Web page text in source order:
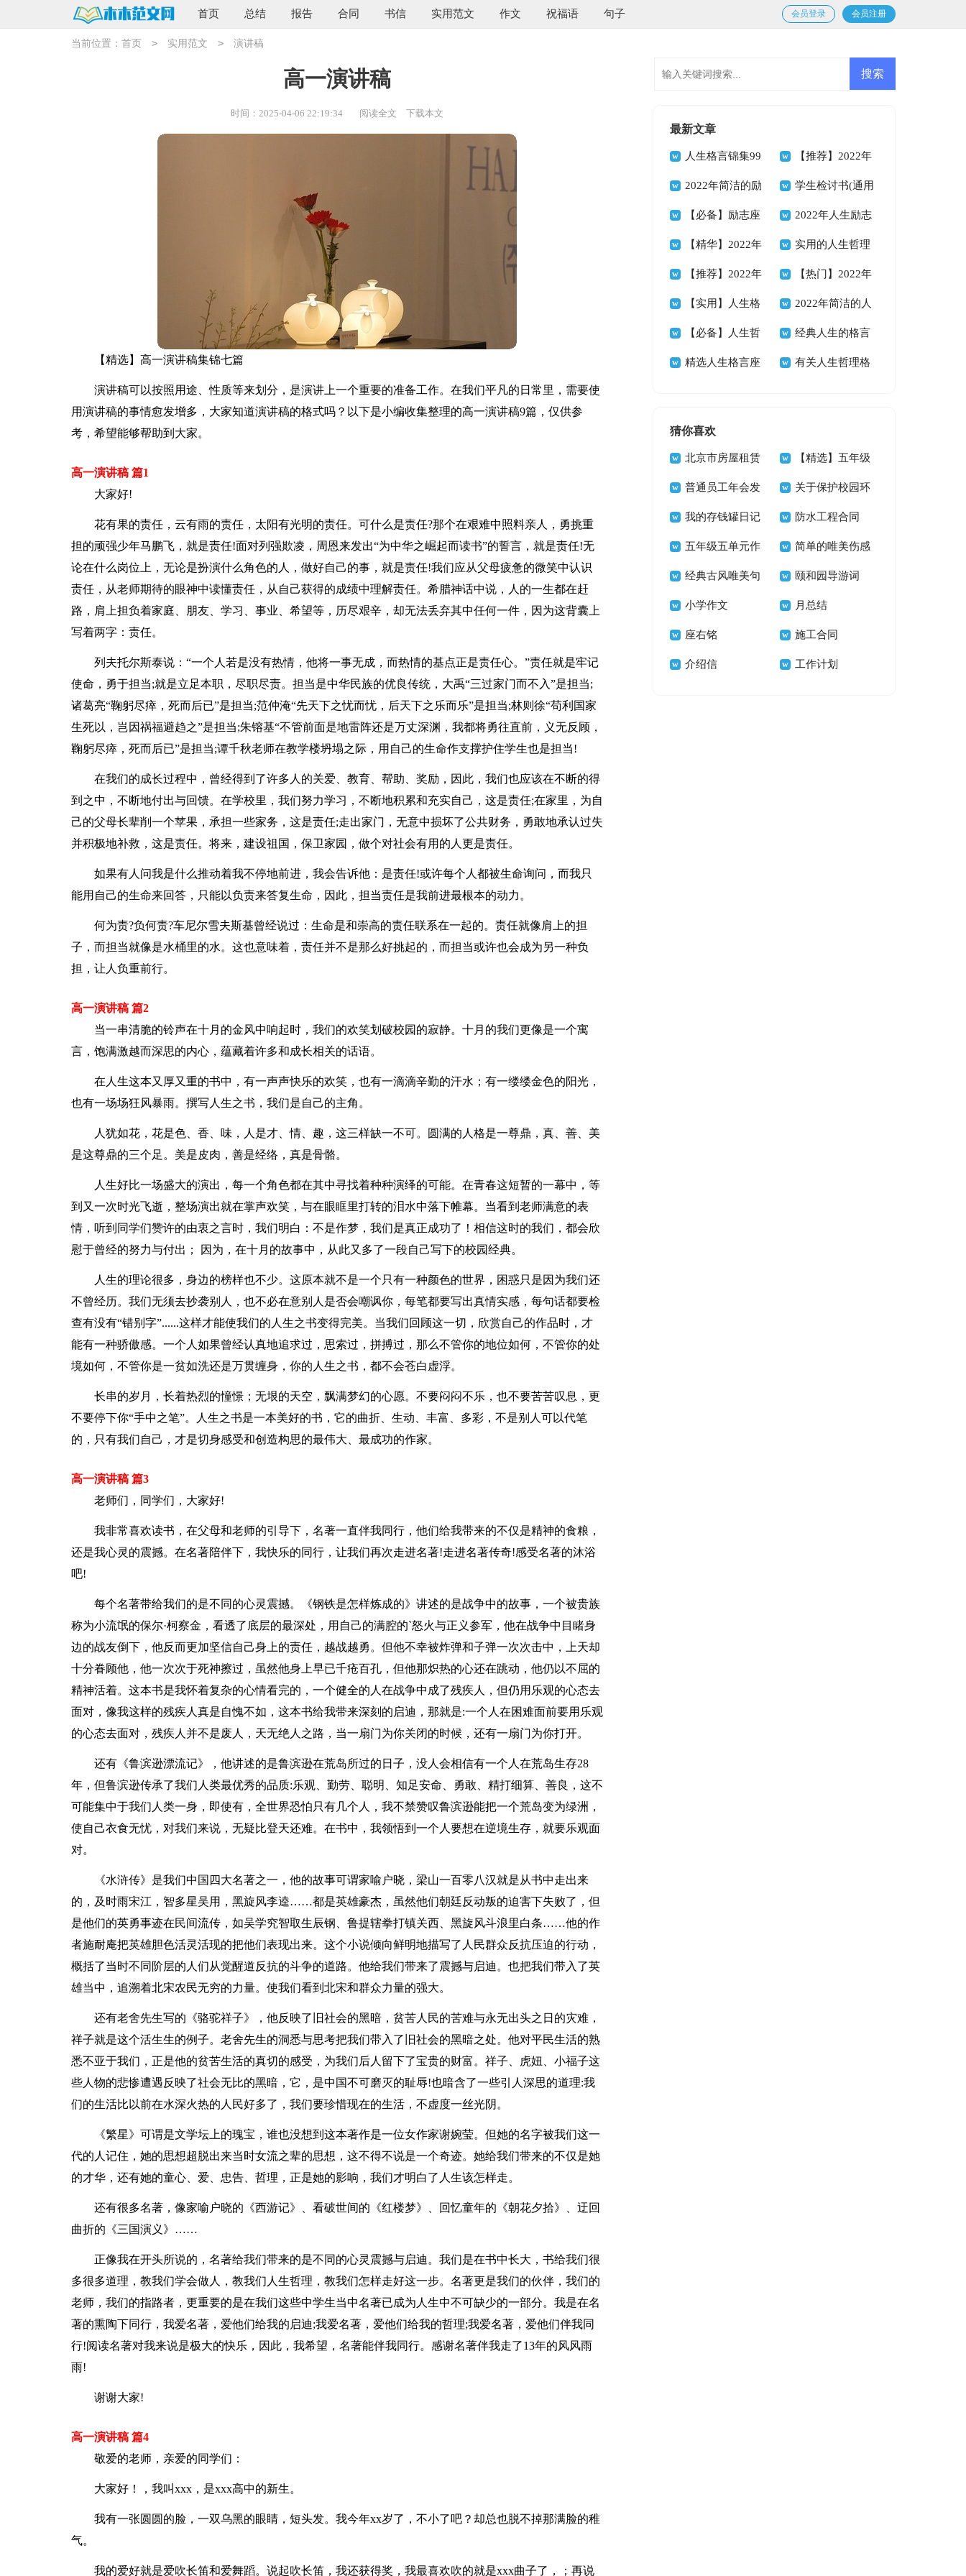
首页 总结 报告 合同 书信 实用范文 作文 祝福语 句子 会员登录 会员注册
当前位置： 首页 > 实用范文 > 演讲稿
高一演讲稿
时间：2025-04-06 22:19:34 阅读全文 下载本文
【精选】高一演讲稿集锦七篇
演讲稿可以按照用途、性质等来划分，是演讲上一个重要的准备工作。在我们平凡的日常里，需要使
用演讲稿的事情愈发增多，大家知道演讲稿的格式吗？以下是小编收集整理的高一演讲稿9篇，仅供参
考，希望能够帮助到大家。
高一演讲稿 篇1
大家好!
花有果的责任，云有雨的责任，太阳有光明的责任。可什么是责任?那个在艰难中照料亲人，勇挑重
担的顽强少年马鹏飞，就是责任!面对列强欺凌，周恩来发出“为中华之崛起而读书”的誓言，就是责任!无
论在什么岗位上，无论是扮演什么角色的人，做好自己的事，就是责任!我们应从父母疲惫的微笑中认识
责任，从老师期待的眼神中读懂责任，从自己获得的成绩中理解责任。希腊神话中说，人的一生都在赶
路，肩上担负着家庭、朋友、学习、事业、希望等，历尽艰辛，却无法丢弃其中任何一件，因为这背囊上
写着两字：责任。
列夫托尔斯泰说：“一个人若是没有热情，他将一事无成，而热情的基点正是责任心。”责任就是牢记
使命，勇于担当;就是立足本职，尽职尽责。担当是中华民族的优良传统，大禹“三过家门而不入”是担当;
诸葛亮“鞠躬尽瘁，死而后已”是担当;范仲淹“先天下之忧而忧，后天下之乐而乐”是担当;林则徐“苟利国家
生死以，岂因祸福避趋之”是担当;朱镕基“不管前面是地雷阵还是万丈深渊，我都将勇往直前，义无反顾，
鞠躬尽瘁，死而后已”是担当;谭千秋老师在教学楼坍塌之际，用自己的生命作支撑护住学生也是担当!
在我们的成长过程中，曾经得到了许多人的关爱、教育、帮助、奖励，因此，我们也应该在不断的得
到之中，不断地付出与回馈。在学校里，我们努力学习，不断地积累和充实自己，这是责任;在家里，为自
己的父母长辈削一个苹果，承担一些家务，这是责任;走出家门，无意中损坏了公共财务，勇敢地承认过失
并积极地补救，这是责任。将来，建设祖国，保卫家园，做个对社会有用的人更是责任。
如果有人问我是什么推动着我不停地前进，我会告诉他：是责任!或许每个人都被生命询问，而我只
能用自己的生命来回答，只能以负责来答复生命，因此，担当责任是我前进最根本的动力。
何为责?负何责?车尼尔雪夫斯基曾经说过：生命是和崇高的责任联系在一起的。责任就像肩上的担
子，而担当就像是水桶里的水。这也意味着，责任并不是那么好挑起的，而担当或许也会成为另一种负
担，让人负重前行。
高一演讲稿 篇2
当一串清脆的铃声在十月的金风中响起时，我们的欢笑划破校园的寂静。十月的我们更像是一个寓
言，饱满激越而深思的内心，蕴藏着许多和成长相关的话语。
在人生这本又厚又重的书中，有一声声快乐的欢笑，也有一滴滴辛勤的汗水；有一缕缕金色的阳光，
也有一场场狂风暴雨。撰写人生之书，我们是自己的主角。
人犹如花，花是色、香、味，人是才、情、趣，这三样缺一不可。圆满的人格是一尊鼎，真、善、美
是这尊鼎的三个足。美是皮肉，善是经络，真是骨骼。
人生好比一场盛大的演出，每一个角色都在其中寻找着种种演绎的可能。在青春这短暂的一幕中，等
到又一次时光飞逝，整场演出就在掌声欢笑，与在眼眶里打转的泪水中落下帷幕。当看到老师满意的表
情，听到同学们赞许的由衷之言时，我们明白：不是作梦，我们是真正成功了！相信这时的我们，都会欣
慰于曾经的努力与付出； 因为，在十月的故事中，从此又多了一段自己写下的校园经典。
人生的理论很多，身边的榜样也不少。这原本就不是一个只有一种颜色的世界，困惑只是因为我们还
不曾经历。我们无须去抄袭别人，也不必在意别人是否会嘲讽你，每笔都要写出真情实感，每句话都要检
查有没有“错别字”......这样才能使我们的人生之书变得完美。当我们回顾这一切，欣赏自己的作品时，才
能有一种骄傲感。一个人如果曾经认真地追求过，思索过，拼搏过，那么不管你的地位如何，不管你的处
境如何，不管你是一贫如洗还是万贯缠身，你的人生之书，都不会苍白虚浮。
长串的岁月，长着热烈的憧憬；无垠的天空，飘满梦幻的心愿。不要闷闷不乐，也不要苦苦叹息，更
不要停下你“手中之笔”。人生之书是一本美好的书，它的曲折、生动、丰富、多彩，不是别人可以代笔
的，只有我们自己，才是切身感受和创造构思的最伟大、最成功的作家。
高一演讲稿 篇3
老师们，同学们，大家好!
我非常喜欢读书，在父母和老师的引导下，名著一直伴我同行，他们给我带来的不仅是精神的食粮，
还是我心灵的震撼。在名著陪伴下，我快乐的同行，让我们再次走进名著!走进名著传奇!感受名著的沐浴
吧!
每个名著带给我们的是不同的心灵震撼。《钢铁是怎样炼成的》讲述的是战争中的故事，一个被贵族
称为小流氓的保尔·柯察金，看透了底层的最深处，用自己的满腔的`怒火与正义参军，他在战争中目睹身
边的战友倒下，他反而更加坚信自己身上的责任，越战越勇。但他不幸被炸弹和子弹一次次击中，上天却
十分眷顾他，他一次次于死神擦过，虽然他身上早已千疮百孔，但他那炽热的心还在跳动，他仍以不屈的
精神活着。这本书是我怀着复杂的心情看完的，一个健全的人在战争中成了残疾人，但仍用乐观的心态去
面对，像我这样的残疾人真是自愧不如，这本书给我带来深刻的启迪，那就是:一个人在困难面前要用乐观
的心态去面对，残疾人并不是废人，天无绝人之路，当一扇门为你关闭的时候，还有一扇门为你打开。
还有《鲁滨逊漂流记》，他讲述的是鲁滨逊在荒岛所过的日子，没人会相信有一个人在荒岛生存28
年，但鲁滨逊传承了我们人类最优秀的品质:乐观、勤劳、聪明、知足安命、勇敢、精打细算、善良，这不
可能集中于我们人类一身，即使有，全世界恐怕只有几个人，我不禁赞叹鲁滨逊能把一个荒岛变为绿洲，
使自己衣食无忧，对我们来说，无疑比登天还难。在书中，我领悟到一个人要想在逆境生存，就要乐观面
对。
《水浒传》是我们中国四大名著之一，他的故事可谓家喻户晓，梁山一百零八汉就是从书中走出来
的，及时雨宋江，智多星吴用，黑旋风李逵……都是英雄豪杰，虽然他们朝廷反动叛的迫害下失败了，但
是他们的英勇事迹在民间流传，如吴学究智取生辰钢、鲁提辖拳打镇关西、黑旋风斗浪里白条……他的作
者施耐庵把英雄胆色活灵活现的把他们表现出来。这个小说倾向鲜明地描写了人民群众反抗压迫的行动，
概括了当时不同阶层的人们从觉醒道反抗的斗争的道路。他给我们带来了震撼与启迪。也把我们带入了英
雄当中，追溯着北宋农民无穷的力量。使我们看到北宋和群众力量的强大。
还有老舍先生写的《骆驼祥子》，他反映了旧社会的黑暗，贫苦人民的苦难与永无出头之日的灾难，
祥子就是这个活生生的例子。老舍先生的洞悉与思考把我们带入了旧社会的黑暗之处。他对平民生活的熟
悉不亚于我们，正是他的贫苦生活的真切的感受，为我们后人留下了宝贵的财富。祥子、虎妞、小福子这
些人物的悲惨遭遇反映了社会无比的黑暗，它，是中国不可磨灭的耻辱!也暗含了一些引人深思的道理:我
们的生活比以前在水深火热的人民好多了，我们要珍惜现在的生活，不虚度一丝光阴。
《繁星》可谓是文学坛上的瑰宝，谁也没想到这本著作是一位女作家谢婉莹。但她的名字被我们这一
代的人记住，她的思想超脱出来当时女流之辈的思想，这不得不说是一个奇迹。她给我们带来的不仅是她
的才华，还有她的童心、爱、忠告、哲理，正是她的影响，我们才明白了人生该怎样走。
还有很多名著，像家喻户晓的《西游记》、看破世间的《红楼梦》、回忆童年的《朝花夕拾》、迂回
曲折的《三国演义》……
正像我在开头所说的，名著给我们带来的是不同的心灵震撼与启迪。我们是在书中长大，书给我们很
多很多道理，教我们学会做人，教我们人生哲理，教我们怎样走好这一步。名著更是我们的伙伴，我们的
老师，我们的指路者，更重要的是在我们这些中学生当中名著已成为人生中不可缺少的一部分。我是在名
著的熏陶下同行，我爱名著，爱他们给我的启迪;我爱名著，爱他们给我的哲理;我爱名著，爱他们伴我同
行!阅读名著对我来说是极大的快乐，因此，我希望，名著能伴我同行。感谢名著伴我走了13年的风风雨
雨!
谢谢大家!
高一演讲稿 篇4
敬爱的老师，亲爱的同学们：
大家好！，我叫xxx，是xxx高中的新生。
我有一张圆圆的脸，一双乌黑的眼睛，短头发。我今年xx岁了，不小了吧？却总也脱不掉那满脸的稚
气。
我的爱好就是爱吹长笛和爱舞蹈。说起吹长笛，我还获得奖，我最喜欢吹的就是xxx曲子了，；再说
最新文章
人生格言锦集99
条
【推荐】2022年
人生格言座右铭49
条
2022年简洁的励
志座右铭合集68条
学生检讨书(通用
15篇)
【必备】励志座
右铭合集64句
2022年人生励志
座右铭汇编79句
【精华】2022年
人生哲理格言摘录
58句
实用的人生哲理
格言合集35条
【推荐】2022年
人生哲理格言合集
39句
【热门】2022年
人生格言座右铭合集
68条
【实用】人生格
言警句汇总99条
2022年简洁的人
生感悟格言29句
【必备】人生哲
理格言摘录74条
经典人生的格言
汇编59句
精选人生格言座 有关人生哲理格
猜你喜欢
北京市房屋租赁
合同15篇
【精选】五年级
单元作文锦集九篇
普通员工年会发
言稿11篇
关于保护校园环
境的建议书三篇
我的存钱罐日记 防水工程合同
五年级五单元作
文300字汇编6篇
简单的唯美伤感
句子汇编59条
经典古风唯美句
子摘录86条
颐和园导游词
【精】
小学作文 月总结
座右铭 施工合同
介绍信 工作计划